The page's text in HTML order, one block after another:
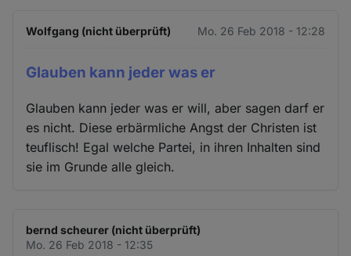
Wolfgang (nicht überprüft) Mo. 26 Feb 2018 - 12:28
Glauben kann jeder was er
Glauben kann jeder was er will, aber sagen darf er
es nicht. Diese erbärmliche Angst der Christen ist
teuflisch! Egal welche Partei, in ihren Inhalten sind
sie im Grunde alle gleich.
bernd scheurer (nicht überprüft)
Mo. 26 Feb 2018 - 12:35